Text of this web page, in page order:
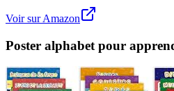
Voir sur Amazon
Poster alphabet pour